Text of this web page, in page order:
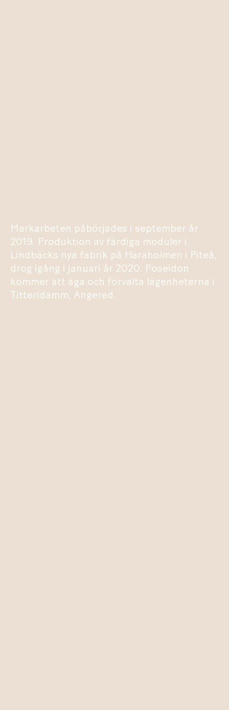
Markarbeten påbörjades i september år
2019. Produktion av färdiga moduler i
Lindbäcks nya fabrik på Haraholmen i Piteå,
drog igång i januari år 2020. Poseidon
kommer att äga och förvalta lägenheterna i
Titteridamm, Angered.